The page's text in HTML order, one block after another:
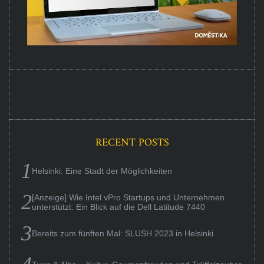
RECENT POSTS
Helsinki: Eine Stadt der Möglichkeiten
[Anzeige] Wie Intel vPro Startups und Unternehmen
unterstützt: Ein Blick auf die Dell Latitude 7440
Bereits zum fünften Mal: SLUSH 2023 in Helsinki